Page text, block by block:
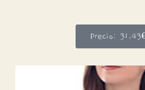
Precio: